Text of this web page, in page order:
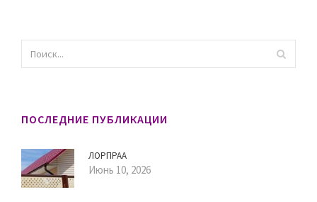
ПОСЛЕДНИЕ ПУБЛИКАЦИИ
ЛОРПРАА
Июнь 10, 2026